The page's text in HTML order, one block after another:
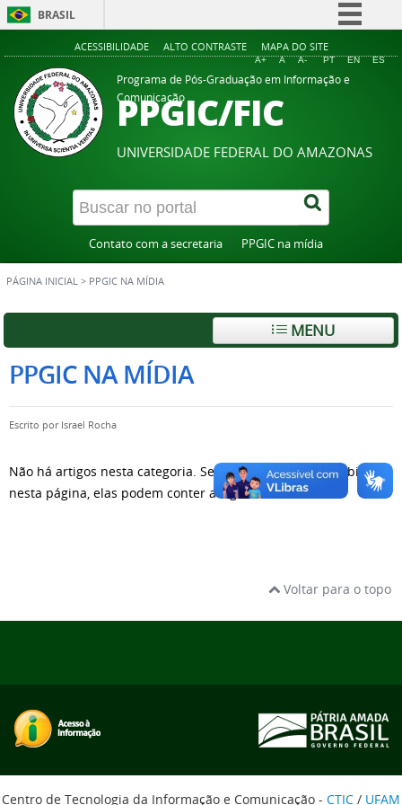
BRASIL
Simplifique!
Comunica BR
Participe
Acesso à informação
Legislação
Canais
ACESSIBILIDADE ALTO CONTRASTE MAPA DO SITE
A+ A A- PT EN ES
Programa de Pós-Graduação em Informação e
Comunicação
PPGIC/FIC
UNIVERSIDADE FEDERAL DO AMAZONAS
Contato com a secretaria PPGIC na mídia
PÁGINA INICIAL > PPGIC NA MÍDIA
MENU
PPGIC NA MÍDIA
Escrito por Israel Rocha
Não há artigos nesta categoria. Se subcategorias são exibidas
nesta página, elas podem conter artigos.
Voltar para o topo
Centro de Tecnologia da Informação e Comunicação - CTIC / UFAM